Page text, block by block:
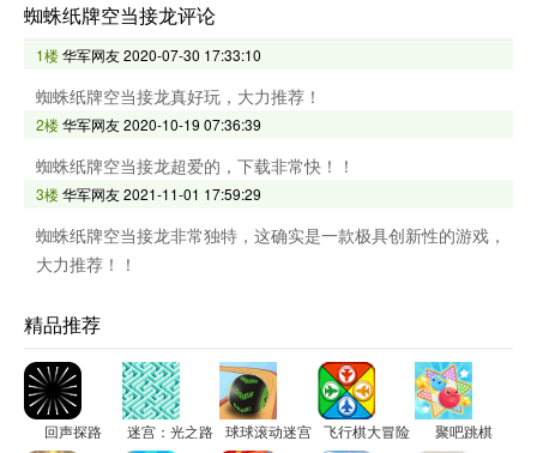
蜘蛛纸牌空当接龙评论
1楼华军网友2020-07-30 17:33:10
蜘蛛纸牌空当接龙真好玩，大力推荐！
2楼华军网友2020-10-19 07:36:39
蜘蛛纸牌空当接龙超爱的，下载非常快！！
3楼华军网友2021-11-01 17:59:29
蜘蛛纸牌空当接龙非常独特，这确实是一款极具创新性的游戏，
大力推荐！！
精品推荐
回声探路 迷宫：光之路 球球滚动迷宫 飞行棋大冒险 聚吧跳棋